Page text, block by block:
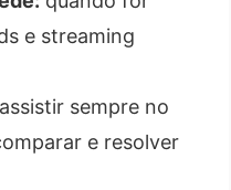
e streaming
assistir sempre no
e resolver